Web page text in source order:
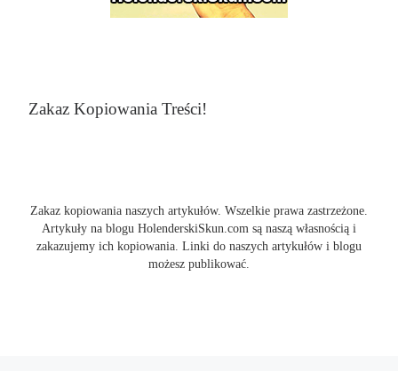
Zakaz Kopiowania Treści!
Zakaz kopiowania naszych artykułów. Wszelkie prawa zastrzeżone.
Artykuły na blogu HolenderskiSkun.com są naszą własnością i
zakazujemy ich kopiowania. Linki do naszych artykułów i blogu
możesz publikować.